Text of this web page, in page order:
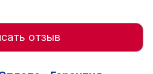
отзыв